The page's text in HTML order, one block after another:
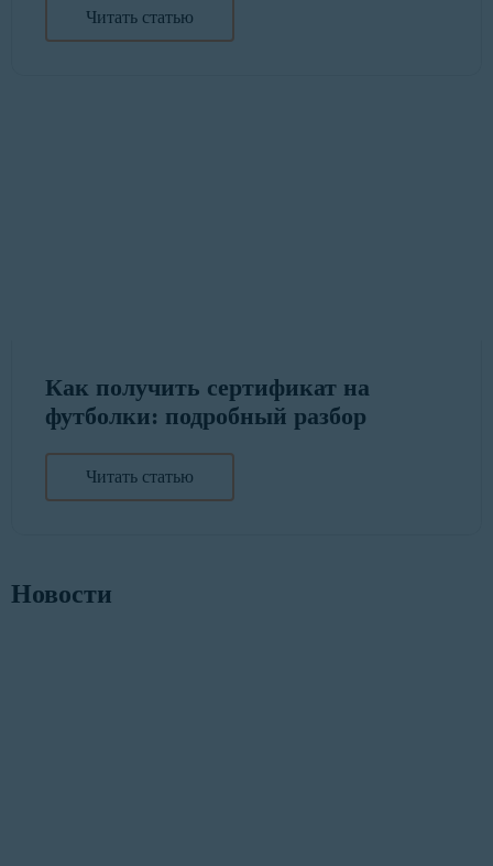
Читать статью
Как получить сертификат на
футболки: подробный разбор
Читать статью
Новости